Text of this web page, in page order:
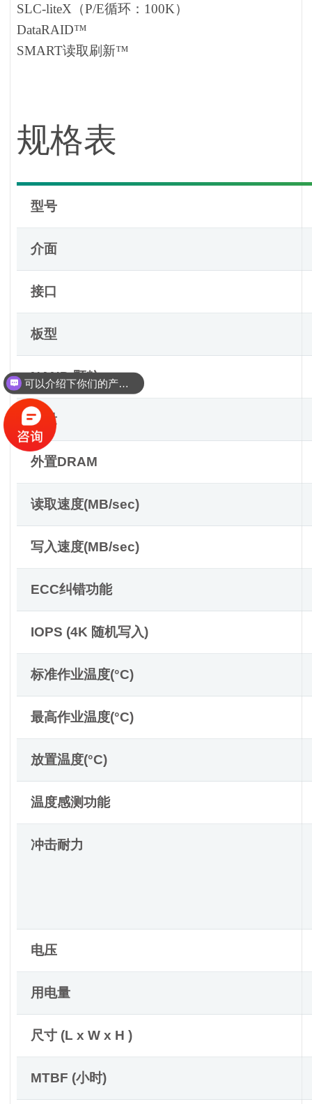
SLC-liteX（P/E循环：100K）
DataRAID™
SMART读取刷新™
规格表
型号
介面
接口
板型
NAND 颗粒
容量
外置DRAM
读取速度(MB/sec)
写入速度(MB/sec)
ECC纠错功能
IOPS (4K 随机写入)
标准作业温度(°C)
最高作业温度(°C)
放置温度(°C)
温度感测功能
冲击耐力
电压
用电量
尺寸 (L x W x H )
MTBF (小时)